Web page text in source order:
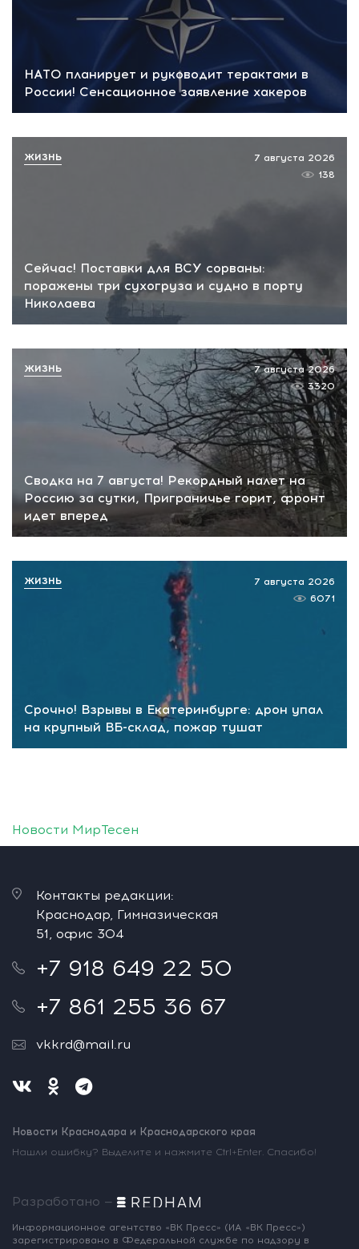
НАТО планирует и руководит терактами в
России! Сенсационное заявление хакеров
Сейчас! Поставки для ВСУ сорваны:
поражены три сухогруза и судно в порту
Николаева
7 августа 2026
138
ЖИЗНЬ
Сводка на 7 августа! Рекордный налет на
Россию за сутки, Приграничье горит, фронт
идет вперед
7 августа 2026
3320
ЖИЗНЬ
Срочно! Взрывы в Екатеринбурге: дрон упал
на крупный ВБ-склад, пожар тушат
7 августа 2026
6071
ЖИЗНЬ
Новости МирТесен
Контакты редакции:
Краснодар, Гимназическая
51, офис 304
+7 918 649 22 50
+7 861 255 36 67
vkkrd@mail.ru
Новости Краснодара и Краснодарского края
Нашли ошибку? Выделите и нажмите Ctrl+Enter. Спасибо!
Разработано —
Информационное агентство «ВК Пресс» (ИА «ВК Пресс»)
зарегистрировано в Федеральной службе по надзору в